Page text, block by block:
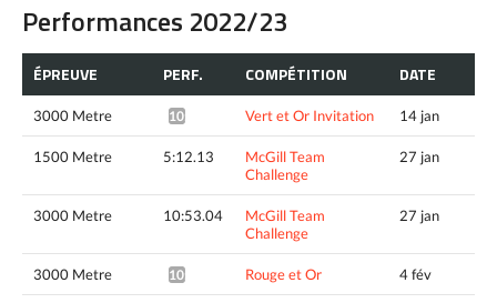
Performances 2022/23
ÉPREUVE PERF. COMPÉTITION DATE
3000 Metre 10:55.08^ Vert et Or Invitation 14 jan
1500 Metre 5:12.13
McGill Team
Challenge
27 jan
3000 Metre 10:53.04
McGill Team
Challenge
27 jan
3000 Metre 10:44.31^ Rouge et Or 4 fév